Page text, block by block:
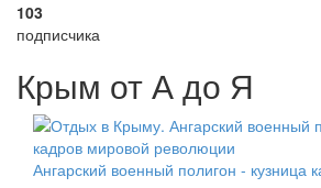
103
подписчика
Крым от А до Я
Ангарский военный полигон - кузница